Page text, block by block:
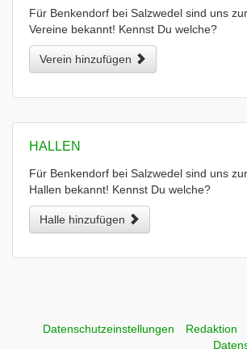
Für Benkendorf bei Salzwedel sind uns
Vereine bekannt! Kennst Du welche?
Verein hinzufügen
HALLEN
Für Benkendorf bei Salzwedel sind uns
Hallen bekannt! Kennst Du welche?
Halle hinzufügen
Datenschutzeinstellungen Redaktion